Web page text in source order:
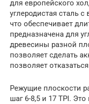
для европейского
углеродистая сталь
что обеспечивает
предназначена для
древесины разной
позволяет сделать
позволяет
Режущие плоскости
шаг 6-8,5 и 17 TPI.